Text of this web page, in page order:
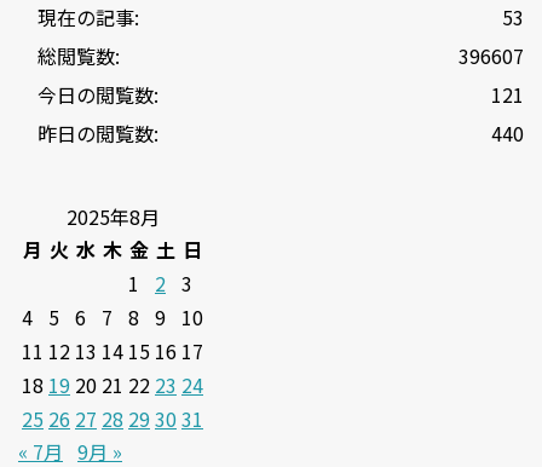
53
現在の記事:
396607
総閲覧数:
121
今日の閲覧数:
440
昨日の閲覧数:
2025年8月
月 火 水 木 金 土 日
1
2 3
4 5 6 7 8 9 10
11 12 13 14 15 16 17
18 19 20 21 22 23 24
25 26 27 28 293031
« 7月 9月 »